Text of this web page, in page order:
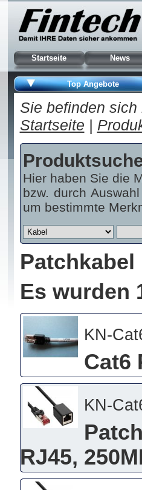
Startseite News
Top Angebote
Sie befinden sich
Startseite |
Hier haben Sie die
bzw. durch
um bestimmte
Patchkabel
Es wurden
KN-
Cat6
KN-
RJ45,